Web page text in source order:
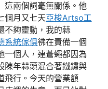
這兩個詞毫無關係。他
個月又七天亞梭Artso工
不夠靈動，我的蒜
系統傢俱彿在責備一個
一個人，連蒼蠅都因為
陳年蒜頭混合著鐵鏽與
飛行。今天的營業額